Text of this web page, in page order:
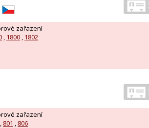
zařazení
, 1800 , 1802
zařazení
, 801 , 806